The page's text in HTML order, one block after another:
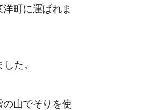
洋町に運ばれま
した。
の山でそりを使